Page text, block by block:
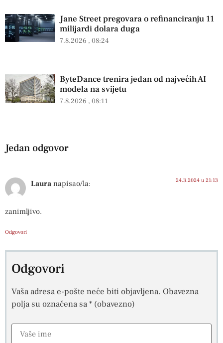
Jane Street pregovara o refinanciranju 11
milijardi dolara duga
7.8.2026 08:24
ByteDance trenira jedan od najvećih AI
modela na svijetu
7.8.2026 08:11
Jedan odgovor
Laura napisao/la: 24.3.2024 u 21:13
zanimljivo.
Odgovori
Odgovori
Vaša adresa e-pošte neće biti objavljena. Obavezna
polja su označena sa* (obavezno)